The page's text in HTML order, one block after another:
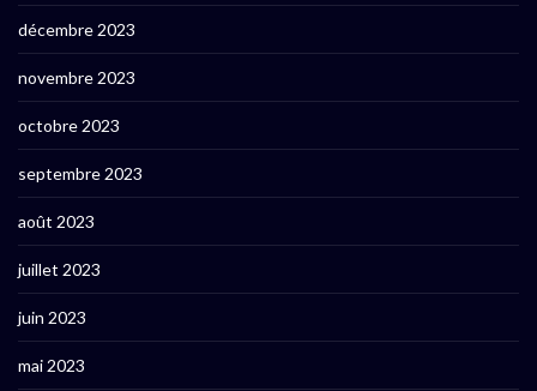
décembre 2023
novembre 2023
octobre 2023
septembre 2023
août 2023
juillet 2023
juin 2023
mai 2023